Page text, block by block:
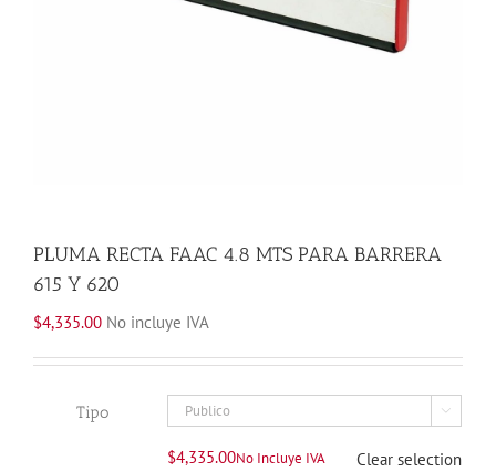
PLUMA RECTA FAAC 4.8 MTS PARA BARRERA
615 Y 620
$4,335.00 No incluye IVA
Tipo 
$4,335.00No Incluye IVA Clear selection